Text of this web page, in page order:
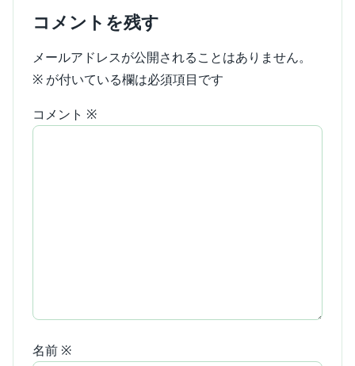
コメントを残す
メールアドレスが公開されることはありません。
※ が付いている欄は必須項目です
コメント ※
名前 ※